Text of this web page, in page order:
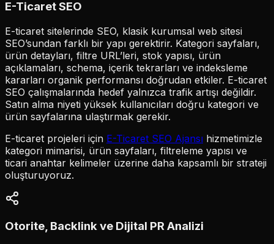
E-Ticaret SEO
E-ticaret sitelerinde SEO, klasik kurumsal web sitesi
SEO’sundan farklı bir yapı gerektirir. Kategori sayfaları,
ürün detayları, filtre URL’leri, stok yapısı, ürün
açıklamaları, schema, içerik tekrarları ve indeksleme
kararları organik performansı doğrudan etkiler. E-ticaret
SEO çalışmalarında hedef yalnızca trafik artışı değildir.
Satın alma niyeti yüksek kullanıcıları doğru kategori ve
ürün sayfalarına ulaştırmak gerekir.
E-ticaret projeleri için E-Ticaret SEO Ajansı hizmetimizle
kategori mimarisi, ürün sayfaları, filtreleme yapısı ve
ticari anahtar kelimeler üzerine daha kapsamlı bir strateji
oluşturuyoruz.
Otorite, Backlink ve Dijital PR Analizi